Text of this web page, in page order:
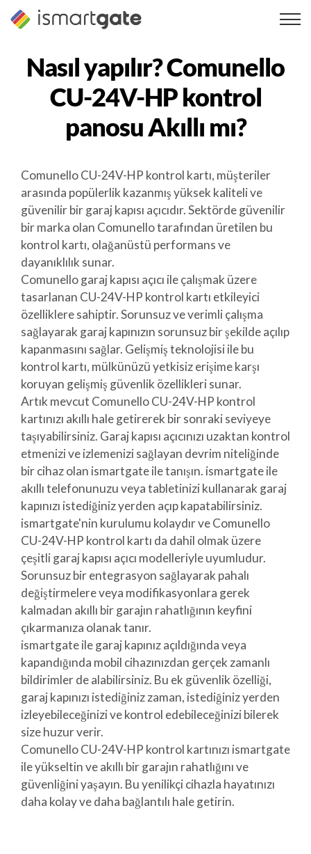
İçeriğe
geç
Nasıl yapılır?Comunello
CU-24V-HP kontrol
panosuAkıllı mı?
Comunello CU-24V-HP kontrol kartı, müşteriler
arasında popülerlik kazanmış yüksek kaliteli ve
güvenilir bir garaj kapısı açıcıdır. Sektörde güvenilir
bir marka olan Comunello tarafından üretilen bu
kontrol kartı, olağanüstü performans ve
dayanıklılık sunar.
Comunello garaj kapısı açıcı ile çalışmak üzere
tasarlanan CU-24V-HP kontrol kartı etkileyici
özelliklere sahiptir. Sorunsuz ve verimli çalışma
sağlayarak garaj kapınızın sorunsuz bir şekilde açılıp
kapanmasını sağlar. Gelişmiş teknolojisi ile bu
kontrol kartı, mülkünüzü yetkisiz erişime karşı
koruyan gelişmiş güvenlik özellikleri sunar.
Artık mevcut Comunello CU-24V-HP kontrol
kartınızı akıllı hale getirerek bir sonraki seviyeye
taşıyabilirsiniz. Garaj kapısı açıcınızı uzaktan kontrol
etmenizi ve izlemenizi sağlayan devrim niteliğinde
bir cihaz olan ismartgate ile tanışın. ismartgate ile
akıllı telefonunuzu veya tabletinizi kullanarak garaj
kapınızı istediğiniz yerden açıp kapatabilirsiniz.
ismartgate'nin kurulumu kolaydır ve Comunello
CU-24V-HP kontrol kartı da dahil olmak üzere
çeşitli garaj kapısı açıcı modelleriyle uyumludur.
Sorunsuz bir entegrasyon sağlayarak pahalı
değiştirmelere veya modifikasyonlara gerek
kalmadan akıllı bir garajın rahatlığının keyfini
çıkarmanıza olanak tanır.
ismartgate ile garaj kapınız açıldığında veya
kapandığında mobil cihazınızdan gerçek zamanlı
bildirimler de alabilirsiniz. Bu ek güvenlik özelliği,
garaj kapınızı istediğiniz zaman, istediğiniz yerden
izleyebileceğinizi ve kontrol edebileceğinizi bilerek
size huzur verir.
Comunello CU-24V-HP kontrol kartınızı ismartgate
ile yükseltin ve akıllı bir garajın rahatlığını ve
güvenliğini yaşayın. Bu yenilikçi cihazla hayatınızı
daha kolay ve daha bağlantılı hale getirin.